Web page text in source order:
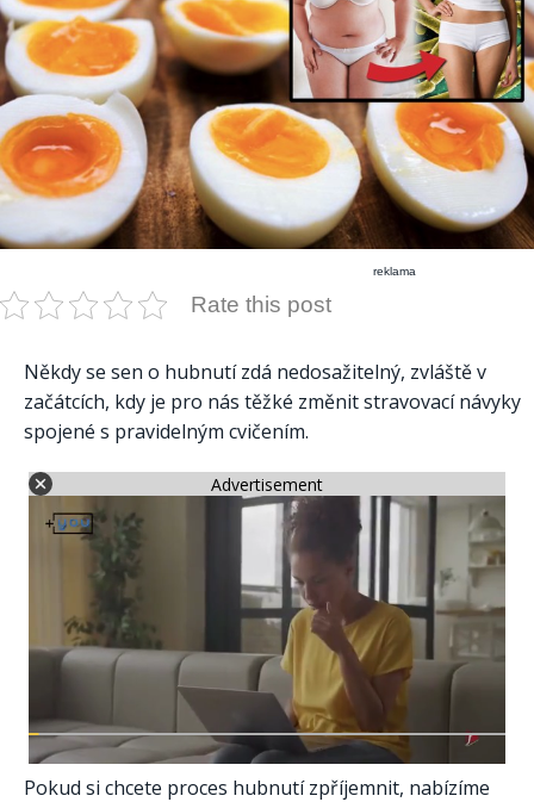
reklama
Rate this post
Někdy se sen o hubnutí zdá nedosažitelný, zvláště v
začátcích, kdy je pro nás těžké změnit stravovací návyky
spojené s pravidelným cvičením.
Advertisement
Pokud si chcete proces hubnutí zpříjemnit, nabízíme